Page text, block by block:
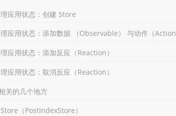
应用状态：创建 Store
应用状态：添加数据 （Observable） 与动作（Action
应用状态：添加反应（Reaction）
应用状态：取消反应（Reaction）
关的几个地方
（PostIndexStore）